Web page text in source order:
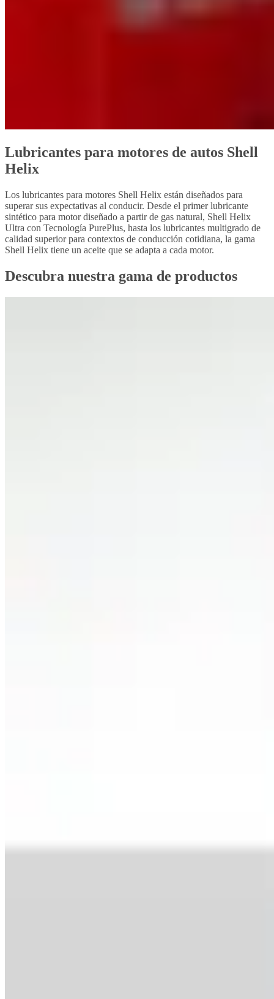
Lubricantes para motores de autos Shell
Helix
Los lubricantes para motores Shell Helix están diseñados para
superar sus expectativas al conducir. Desde el primer lubricante
sintético para motor diseñado a partir de gas natural, Shell Helix
Ultra con Tecnología PurePlus, hasta los lubricantes multigrado de
calidad superior para contextos de conducción cotidiana, la gama
Shell Helix tiene un aceite que se adapta a cada motor.
Descubra nuestra gama de productos